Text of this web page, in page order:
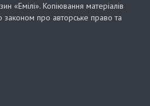
«Емілі». Копіювання матеріалів
про авторське право та